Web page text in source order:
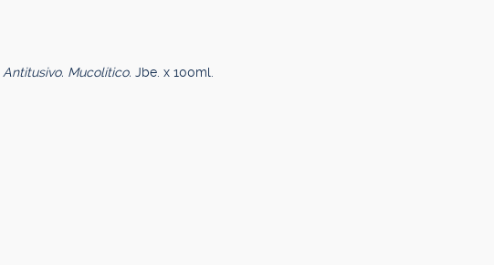
Antitusivo. Mucolítico. Jbe. x 100ml.